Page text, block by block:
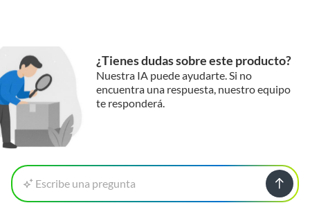
¿Tienes dudas sobre este producto?
Nuestra IA puede ayudarte. Si no
encuentra una respuesta, nuestro equipo
te responderá.
Escribe una pregunta